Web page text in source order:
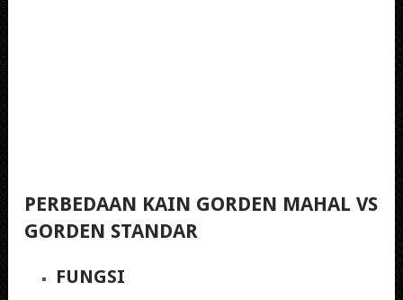
PERBEDAAN KAIN GORDEN MAHAL VS
GORDEN STANDAR
FUNGSI